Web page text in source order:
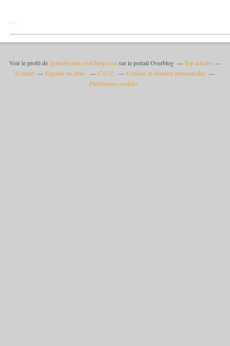
…
Voir le profil delignesdesuite.over-blog.comsur le portail Overblog
Top articles
Contact
Signaler un abus C.G.U.
Cookies et données personnelles
Préférences cookies